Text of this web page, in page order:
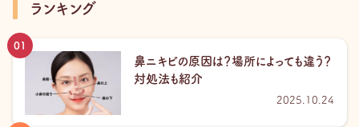
ランキング
鼻ニキビの原因は？場所によっても違う？
対処法も紹介
2025.10.24